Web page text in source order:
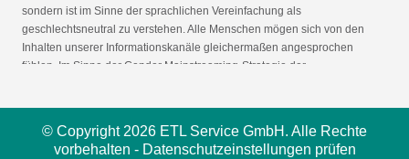
sondern ist im Sinne der sprachlichen Vereinfachung als
geschlechtsneutral zu verstehen. Alle Menschen mögen sich von den
Inhalten unserer Informationskanäle gleichermaßen angesprochen
fühlen. Im Sinne der Gender Mainstreaming-Strategie der
© Copyright 2026 ETL Service GmbH. Alle Rechte
vorbehalten - Datenschutzeinstellungen prüfen